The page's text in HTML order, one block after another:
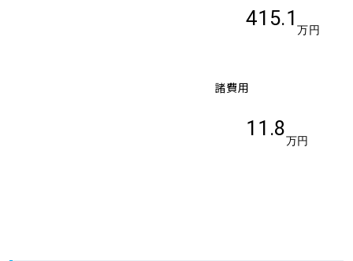
0120-733-500
415.1
万円
諸費用
11.8
万円